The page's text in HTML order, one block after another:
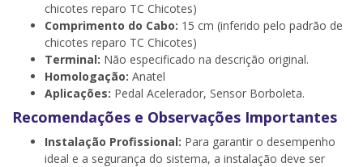
chicotes reparo TC Chicotes)
Comprimento do Cabo: 15 cm (inferido pelo padrão de
chicotes reparo TC Chicotes)
Terminal: Não especificado na descrição original.
Homologação: Anatel
Aplicações: Pedal Acelerador, Sensor Borboleta.
Recomendações e Observações Importantes
Instalação Profissional: Para garantir o desempenho
ideal e a segurança do sistema, a instalação deve ser